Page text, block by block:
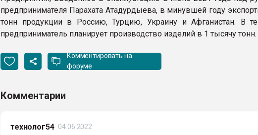
предпринимателя Парахата Атадурдыева, в минувшей году
тонн продукции в Россию, Турцию, Украину и Афганистан. В
предприниматель планирует производство изделий в 1 тысячу тонн.
Комментировать на
форуме
Комментарии
технолог54 04.06.2022